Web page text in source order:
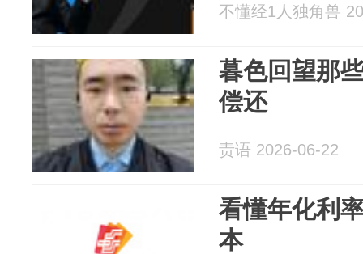
不懂经1人独角兽
暮色回望那
偿还
责语 2026-06-22
看懂年化利
本